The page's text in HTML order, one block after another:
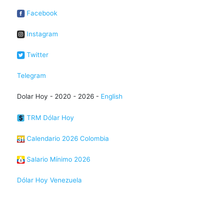
Facebook
Instagram
Twitter
Telegram
Dolar Hoy - 2020 - 2026 - English
TRM Dólar Hoy
Calendario 2026 Colombia
Salario Mínimo 2026
Dólar Hoy Venezuela